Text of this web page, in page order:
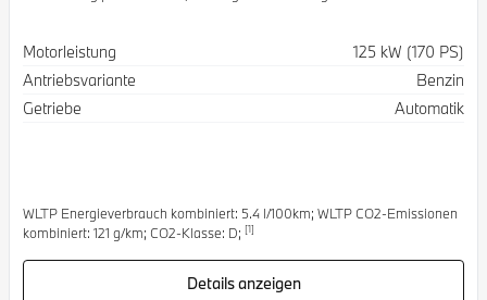
Spezifikation
Motorleistung
125 kW (170 PS)
Antriebsvariante
Benzin
Getriebe
Automatik
WLTP Energieverbrauch kombiniert: 5.4 l/100km; WLTP CO2-Emissionen
kombiniert: 121 g/km; CO2-Klasse: D; [1]
Details anzeigen